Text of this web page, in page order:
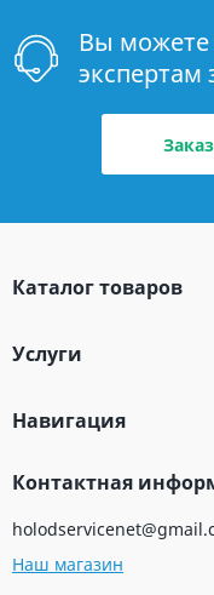
Вы можете
Каталог товаров
Услуги
Навигация
Контактная
Наш магазин